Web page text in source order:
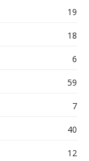
19
18
6
59
7
40
12